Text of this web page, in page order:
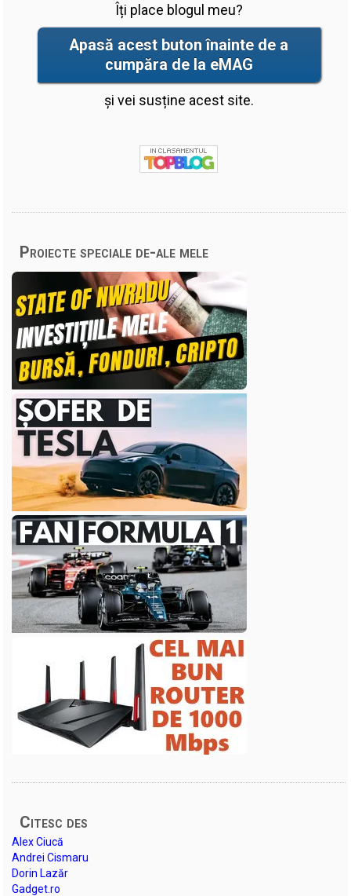
Îți place blogul meu?
Apasă acest buton înainte de a
cumpăra de la eMAG
și vei susține acest site.
Proiecte speciale de-ale mele
Citesc des
Alex Ciucă
Andrei Cismaru
Dorin Lazăr
Gadget.ro